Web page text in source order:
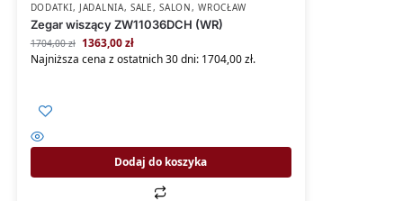
DODATKI, JADALNIA,SALE,SALON,WROCŁAW
Zegar wiszący ZW11036DCH (WR)
1704,00zł 1363,00zł
Najniższa cena z ostatnich 30 dni: 1704,00zł.
Dodaj do koszyka